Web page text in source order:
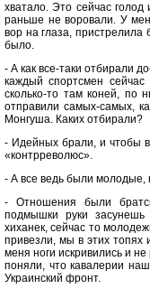
хватало. Это сейчас
раньше не воровали. У
вор на глаза,
было.
- А как все-таки отбирали
каждый спортсмен сейчас
сколько-то там коней, по
отправили самых-самых,
Монгуша. Каких отбирали?
- Идейных брали, и чтобы
«контрреволюс».
- А все ведь были молодые,
- Отношения были
подмышки руки
хиханек, сейчас то
привезли, мы в этих
меня ноги искривились и
поняли, что кавалерии
Украинский фронт.